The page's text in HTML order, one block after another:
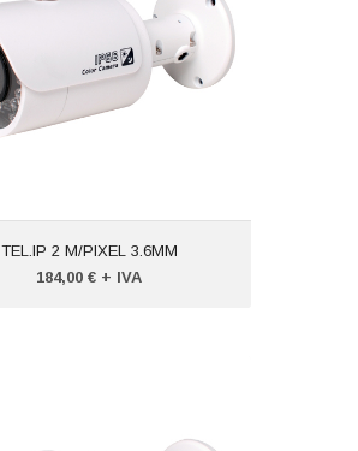
TEL.IP 2 M/PIXEL 3.6MM
184,00 € + IVA
Peso (kg): 2,000
Produttore:
VISIOTECH
VTXSIPCV4262NI